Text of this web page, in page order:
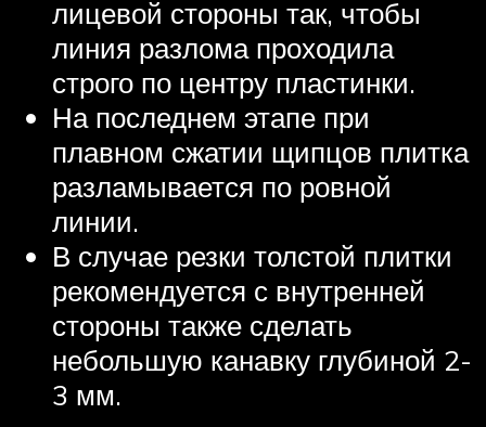
лицевой стороны так, чтобы
линия разлома проходила
строго по центру пластинки.
На последнем этапе при
плавном сжатии щипцов плитка
разламывается по ровной
линии.
В случае резки толстой плитки
рекомендуется с внутренней
стороны также сделать
небольшую канавку глубиной 2-
3 мм.